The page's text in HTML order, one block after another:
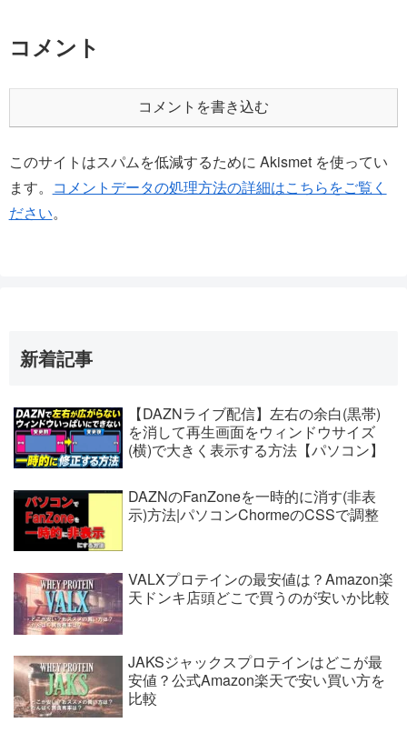
コメント
コメントを書き込む
このサイトはスパムを低減するために Akismet を使ってい
ます。 コメントデータの処理方法の詳細はこちらをご覧く
ださい。
新着記事
【DAZNライブ配信】左右の余白(黒帯)
を消して再生画面をウィンドウサイズ
(横)で大きく表示する方法【パソコン】
DAZNのFanZoneを一時的に消す(非表
示)方法|パソコンChormeのCSSで調整
VALXプロテインの最安値は？Amazon楽
天ドンキ店頭どこで買うのが安いか比較
JAKSジャックスプロテインはどこが最
安値？公式Amazon楽天で安い買い方を
比較